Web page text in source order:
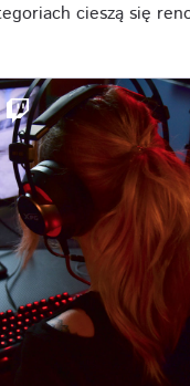
cieszą się